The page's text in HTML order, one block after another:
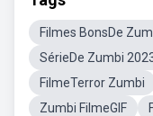
Filmes BonsDe
SérieDe Zumbi
FilmeTerror Zumbi
Zumbi FilmeGIF